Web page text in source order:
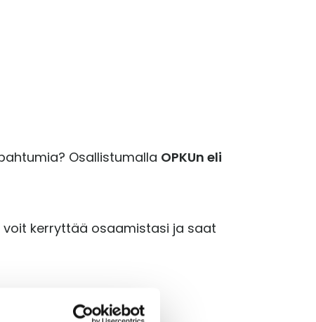
Osallistumalla OPKUn eli
voit kerryttää osaamistasi ja saat